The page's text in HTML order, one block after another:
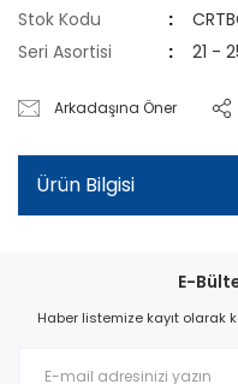
Stok Kodu
Seri Asortisi
21 -
Arkadaşına Öner
Ürün Bilgisi
E-
Haber listemize kayıt